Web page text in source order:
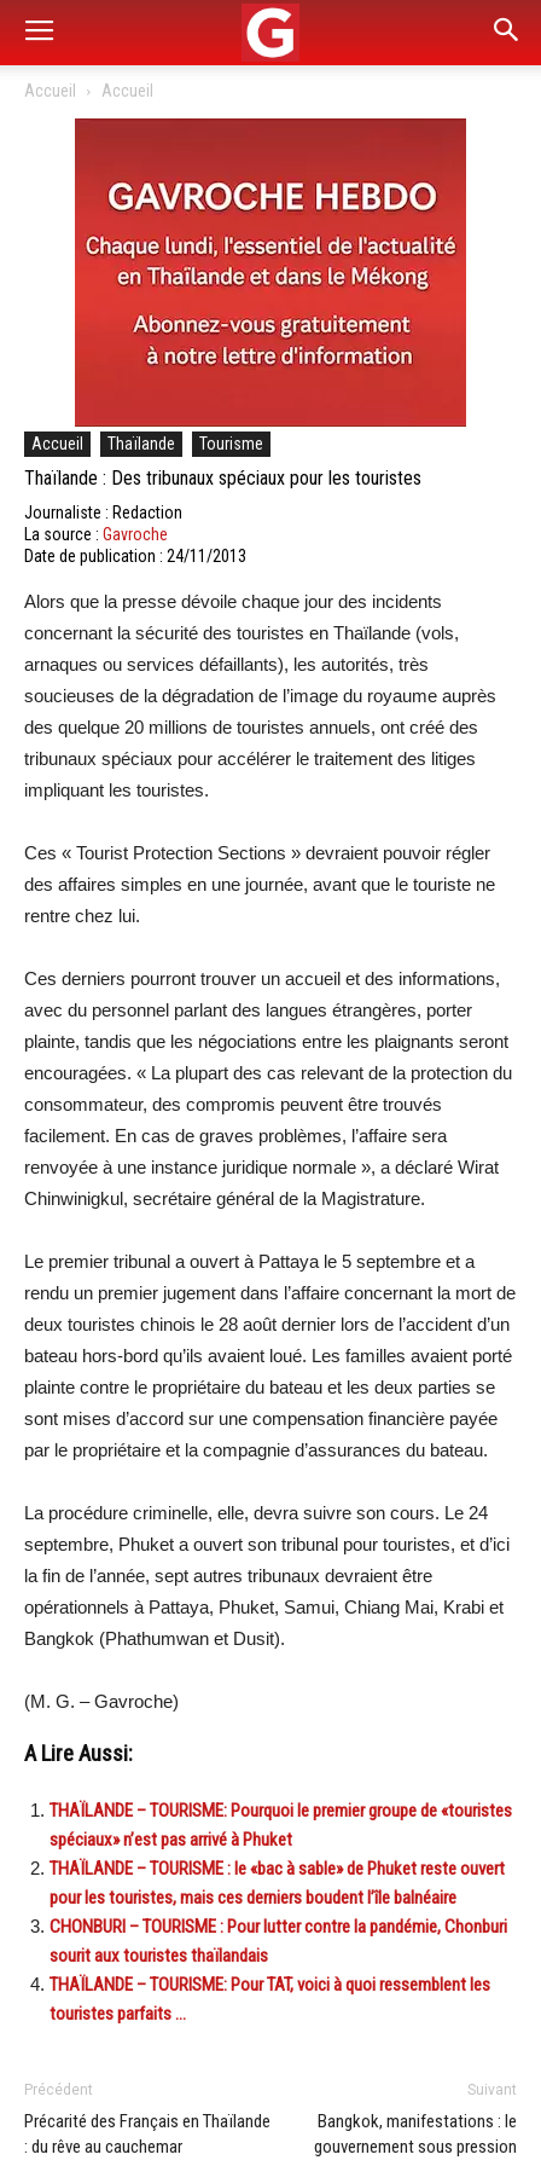
Accueil Accueil
Accueil Thaïlande Tourisme
Thaïlande : Des tribunaux spéciaux pour les touristes
Journaliste : Redaction
La source : Gavroche
Date de publication : 24/11/2013
Alors que la presse dévoile chaque jour des incidents
concernant la sécurité des touristes en Thaïlande (vols,
arnaques ou services défaillants), les autorités, très
soucieuses de la dégradation de l’image du royaume auprès
des quelque 20 millions de touristes annuels, ont créé des
tribunaux spéciaux pour accélérer le traitement des litiges
impliquant les touristes.
Ces « Tourist Protection Sections » devraient pouvoir régler
des affaires simples en une journée, avant que le touriste ne
rentre chez lui.
Ces derniers pourront trouver un accueil et des informations,
avec du personnel parlant des langues étrangères, porter
plainte, tandis que les négociations entre les plaignants seront
encouragées. « La plupart des cas relevant de la protection du
consommateur, des compromis peuvent être trouvés
facilement. En cas de graves problèmes, l’affaire sera
renvoyée à une instance juridique normale », a déclaré Wirat
Chinwinigkul, secrétaire général de la Magistrature.
Le premier tribunal a ouvert à Pattaya le 5 septembre et a
rendu un premier jugement dans l’affaire concernant la mort de
deux touristes chinois le 28 août dernier lors de l’accident d’un
bateau hors-bord qu’ils avaient loué. Les familles avaient porté
plainte contre le propriétaire du bateau et les deux parties se
sont mises d’accord sur une compensation financière payée
par le propriétaire et la compagnie d’assurances du bateau.
La procédure criminelle, elle, devra suivre son cours. Le 24
septembre, Phuket a ouvert son tribunal pour touristes, et d’ici
la fin de l’année, sept autres tribunaux devraient être
opérationnels à Pattaya, Phuket, Samui, Chiang Mai, Krabi et
Bangkok (Phathumwan et Dusit).
(M. G. – Gavroche)
A Lire Aussi:
THAÏLANDE – TOURISME: Pourquoi le premier groupe de «touristes
spéciaux» n’est pas arrivé à Phuket
THAÏLANDE – TOURISME : le «bac à sable» de Phuket reste ouvert
pour les touristes, mais ces derniers boudent l’île balnéaire
CHONBURI – TOURISME : Pour lutter contre la pandémie, Chonburi
sourit aux touristes thaïlandais
THAÏLANDE – TOURISME: Pour TAT, voici à quoi ressemblent les
touristes parfaits …
Précédent
Précarité des Français en Thaïlande
: du rêve au cauchemar
Suivant
Bangkok, manifestations : le
gouvernement sous pression